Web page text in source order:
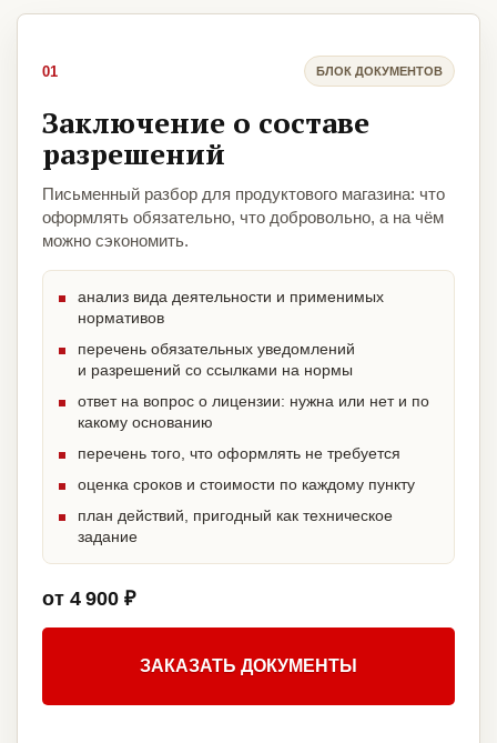
01 БЛОК ДОКУМЕНТОВ
Заключение о составе
разрешений
Письменный разбор для продуктового магазина: что
оформлять обязательно, что добровольно, а на чём
можно сэкономить.
анализ вида деятельности и применимых
нормативов
перечень обязательных уведомлений
и разрешений со ссылками на нормы
ответ на вопрос о лицензии: нужна или нет и по
какому основанию
перечень того, что оформлять не требуется
оценка сроков и стоимости по каждому пункту
план действий, пригодный как техническое
задание
от 4 900 ₽
ЗАКАЗАТЬ ДОКУМЕНТЫ